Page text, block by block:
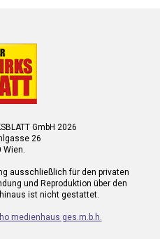
GmbH 2026
26
Wien.
ausschließlich für den privaten
und Reproduktion über den
ist nicht gestattet.
medienhaus ges.m.b.h.